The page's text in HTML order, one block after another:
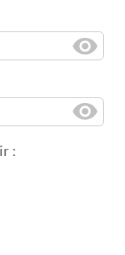
: